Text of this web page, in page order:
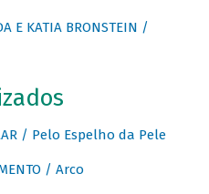
E KATIA BRONSTEIN /
/ Pelo Espelho da Pele
/ Arco